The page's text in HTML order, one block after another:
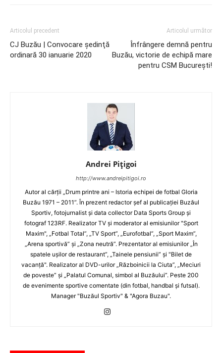
Articolul precedent
CJ Buzău | Convocare şedinţă
ordinară 30 ianuarie 2020
Articolul următor
Înfrângere demnă pentru
Buzău, victorie de echipă mare
pentru CSM Bucureşti!
Andrei Pițigoi
http://www.andreipitigoi.ro
Autor al cărţii „Drum printre ani – Istoria echipei de fotbal Gloria
Buzău 1971 – 2011”. În prezent redactor şef al publicaţiei Buzăul
Sportiv, fotojurnalist şi data collector Data Sports Group şi
fotograf 123RF. Realizator TV şi moderator al emisiunilor "Sport
Maxim", „Fotbal Total”, „TV Sport”, „Eurofotbal”, „Sport Maxim”,
„Arena sportivă” şi „Zona neutră”. Prezentator al emisiunilor „În
spatele uşilor de restaurant”, „Tainele pensiunii” şi "Bilet de
vacanţă". Realizator al DVD-urilor „Războinicii la Ciuta”, „Meciuri
de poveste” şi „Palatul Comunal, simbol al Buzăului”. Peste 200
de evenimente sportive comentate (din fotbal, handbal şi futsal).
Manager "Buzăul Sportiv" & "Agora Buzau".